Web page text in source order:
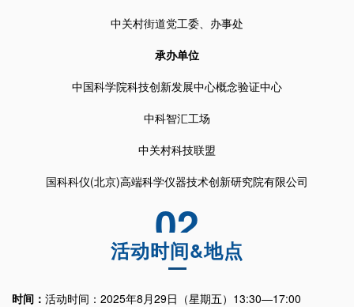
中关村街道党工委、办事处
承办单位
中国科学院科技创新发展中心概念验证中心
中科智汇工场
中关村科技联盟
国科科仪(北京)高端科学仪器技术创新研究院有限公司
02
活动时间&地点
时间： 活动时间：2025年8月29日（星期五） 13:30—17:00